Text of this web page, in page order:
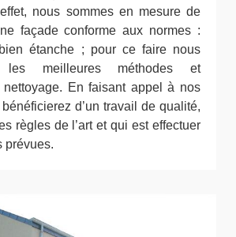
nous sommes en mesure de
façade conforme aux normes :
étanche ; pour ce faire nous
les meilleures méthodes et
En faisant appel à nos
d’un travail de qualité,
règles de l’art et qui est effectuer
prévues.